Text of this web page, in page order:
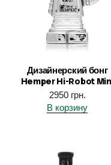
Дизайнерский бонг
Hemper Hi-Robot
2950 грн.
В корзину